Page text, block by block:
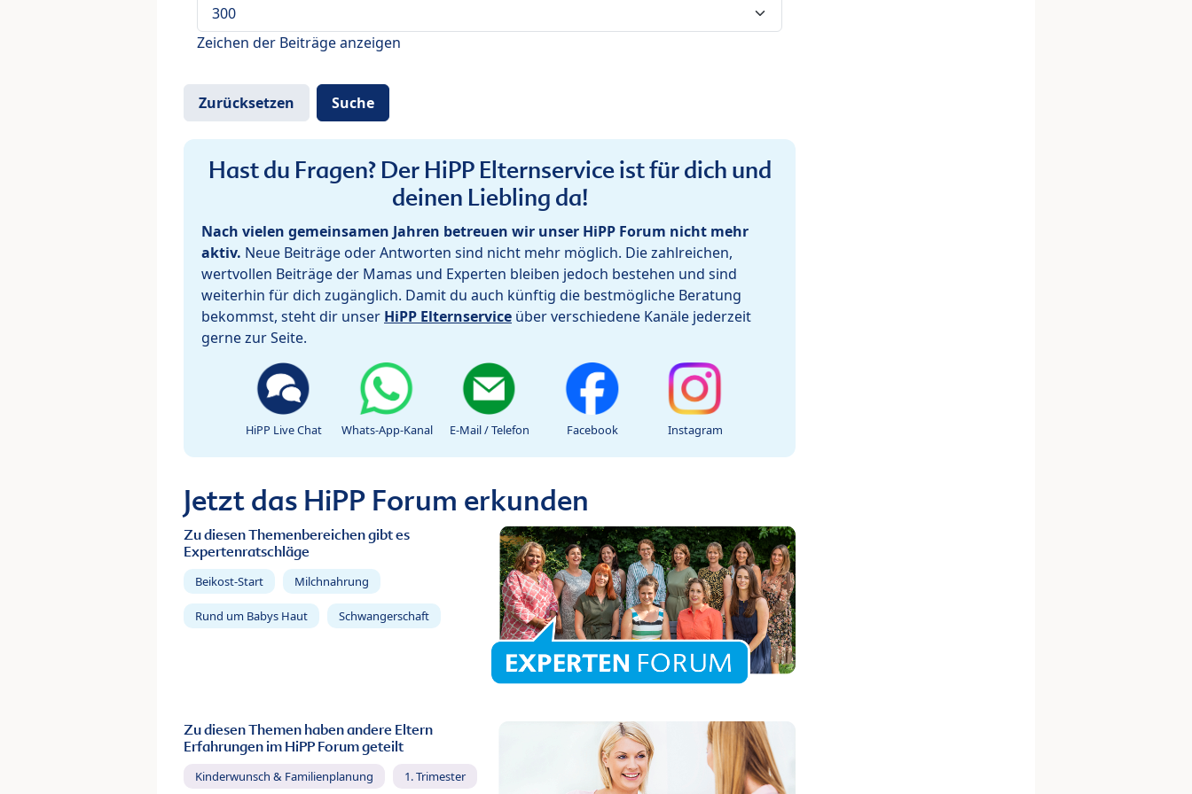
Zeichen der Beiträge anzeigen
Hast du Fragen? Der HiPP Elternservice ist für dich und
deinen Liebling da!
Nach vielen gemeinsamen Jahren betreuen wir unser HiPP Forum nicht mehr
aktiv. Neue Beiträge oder Antworten sind nicht mehr möglich. Die zahlreichen,
wertvollen Beiträge der Mamas und Experten bleiben jedoch bestehen und sind
weiterhin für dich zugänglich. Damit du auch künftig die bestmögliche Beratung
bekommst, steht dir unser HiPP Elternservice über verschiedene Kanäle jederzeit
gerne zur Seite.
HiPP Live Chat Whats-App-Kanal E-Mail / Telefon Facebook Instagram
Jetzt das HiPP Forum erkunden
Zu diesen Themenbereichen gibt es
Expertenratschläge
Beikost-Start Milchnahrung
Rund um Babys Haut Schwangerschaft
Zu diesen Themen haben andere Eltern
Erfahrungen im HiPP Forum geteilt
Kinderwunsch & Familienplanung 1. Trimester